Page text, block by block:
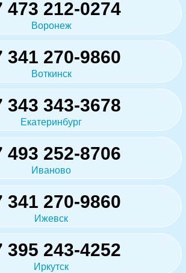
473 212-0274
Воронеж
341 270-9860
Воткинск
343 343-3678
Екатеринбург
493 252-8706
Иваново
341 270-9860
Ижевск
395 243-4252
Иркутск